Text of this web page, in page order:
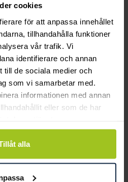
cookies
för att anpassa innehållet
tillhandahålla funktioner
vår trafik. Vi
identifierare och annan
till de sociala medier och
som vi samarbetar med.
informationen med annan
eller som de har
alla
hantverk och
möjligheternas ring
i Sverige av våra
och vi använder oss